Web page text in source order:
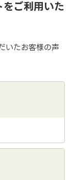
をご利用いた
いたお客様の声